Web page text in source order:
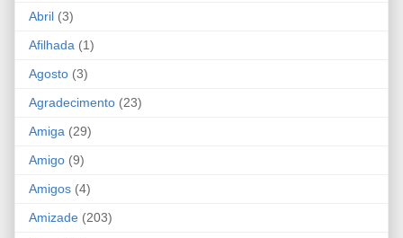
Abril (3)
Afilhada (1)
Agosto (3)
Agradecimento (23)
Amiga (29)
Amigo (9)
Amigos (4)
Amizade (203)